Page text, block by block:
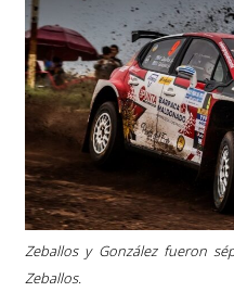
Zeballos y González fueron
Zeballos.